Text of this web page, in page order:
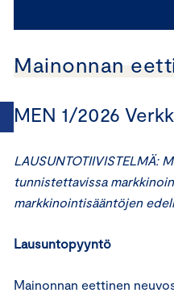
Mainonnan
MEN 1/2026
LAUSUNTOTIIVISTELMÄ:
tunnistettavissa
markkinointisääntöjen
Lausuntopyyntö
Mainonnan eettinen